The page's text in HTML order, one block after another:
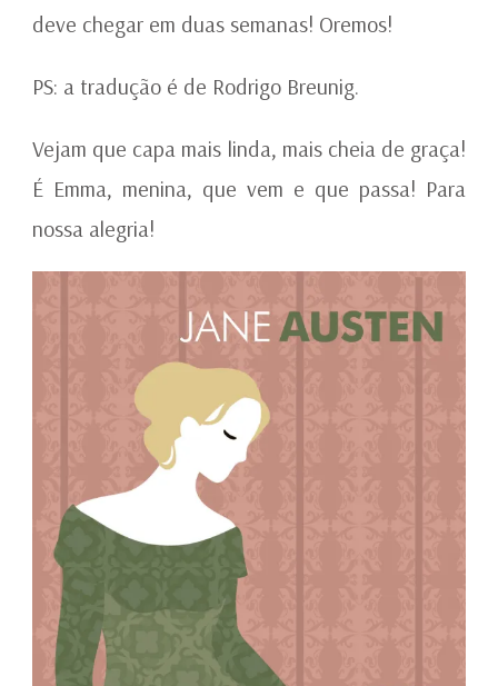
deve chegar em duas semanas! Oremos!
PS: a tradução é de Rodrigo Breunig.
Vejam que capa mais linda, mais cheia de graça!
É Emma, menina, que vem e que passa! Para
nossa alegria!